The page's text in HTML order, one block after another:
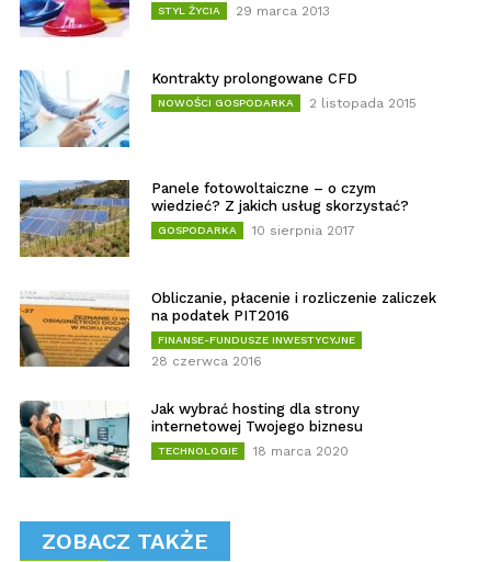
STYL ŻYCIA 29 marca 2013
Kontrakty prolongowane CFD
NOWOŚCI GOSPODARKA 2 listopada 2015
Panele fotowoltaiczne – o czym
wiedzieć? Z jakich usług skorzystać?
GOSPODARKA 10 sierpnia 2017
Obliczanie, płacenie i rozliczenie zaliczek
na podatek PIT2016
FINANSE-FUNDUSZE INWESTYCYJNE
28 czerwca 2016
Jak wybrać hosting dla strony
internetowej Twojego biznesu
TECHNOLOGIE 18 marca 2020
ZOBACZ TAKŻE